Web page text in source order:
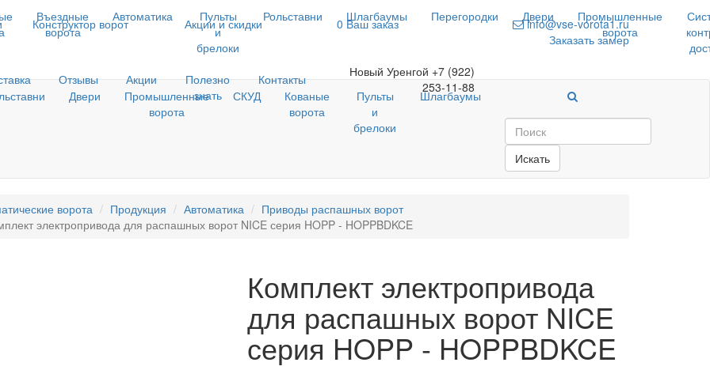
Въездные
ворота
Автоматика
Пульты
и
брелоки
Рольставни Шлагбаумы Перегородки Двери
Промышленные
ворота
Отзывы Акции
Полезно
знать
Контакты Новый Уренгой +7 (922)
253-11-88
Конструктор ворот Акции и скидки 0 Ваш заказ
info@vse-vorota1.ru
Заказать замер
Двери
Промышленные
ворота
СКУД
Кованые
ворота
Пульты
и
брелоки
Шлагбаумы
Искать
ворота Продукция Автоматика
Приводы распашных ворот
электропривода для распашных ворот NICE серия HOPP - HOPPBDKCE
Комплект электропривода
для распашных ворот NICE
серия HOPP - HOPPBDKCE